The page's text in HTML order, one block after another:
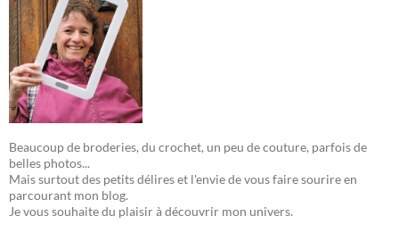
Beaucoup de broderies, du crochet, un peu de couture, parfois de
belles photos...
Mais surtout des petits délires et l'envie de vous faire sourire en
parcourant mon blog.
Je vous souhaite du plaisir à découvrir mon univers.